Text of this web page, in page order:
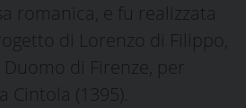
romanica, e fu realizzata
di Lorenzo di Filippo,
Duomo di Firenze, per
Cintola (1395).